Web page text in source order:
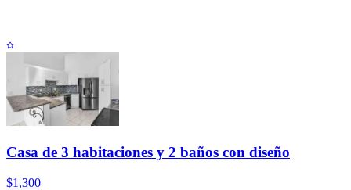
Casa de 3 habitaciones y 2 baños con diseño
$1,300